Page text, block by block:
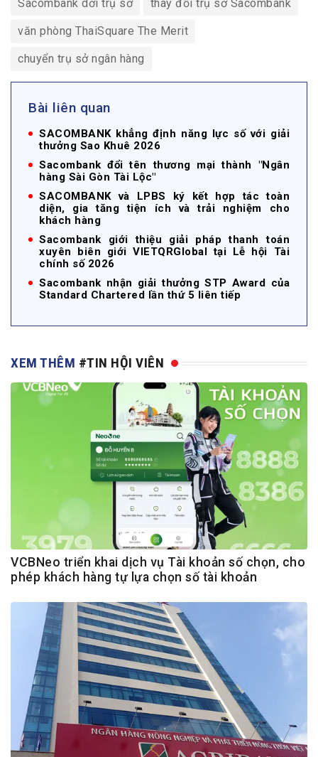
Sacombank dời trụ sở thay đổi trụ sở Sacombank
văn phòng ThaiSquare The Merit
chuyển trụ sở ngân hàng
Bài liên quan
SACOMBANK khẳng định năng lực số với giải
thưởng Sao Khuê 2026
Sacombank đổi tên thương mại thành "Ngân
hàng Sài Gòn Tài Lộc"
SACOMBANK và LPBS ký kết hợp tác toàn
diện, gia tăng tiện ích và trải nghiệm cho
khách hàng
Sacombank giới thiệu giải pháp thanh toán
xuyên biên giới VIETQRGlobal tại Lễ hội Tài
chính số 2026
Sacombank nhận giải thưởng STP Award của
Standard Chartered lần thứ 5 liên tiếp
XEM THÊM #TIN HỘI VIÊN
VCBNeo triển khai dịch vụ Tài khoản số chọn, cho
phép khách hàng tự lựa chọn số tài khoản